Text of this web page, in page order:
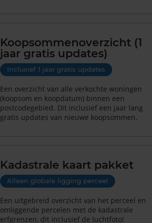
Koopsommenoverzicht (1
jaar gratis updates)
Inclusief 1 jaar gratis updates
Een overzicht van alle verkochte woningen
(koopsom en koopdatum) binnen een
postcodegebied. Dit inclusief een jaar lang
gratis updates van nieuwe koopsommen.
Kadastrale kaart pakket
Alleen globale ligging perceel
Een uitgebreid overzicht van het perceel en
omliggende percelen met de kadastrale
erfgrenzen, dit inclusief de luchtfoto!